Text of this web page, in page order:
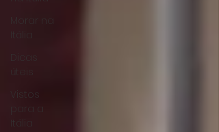
Morar na
Itália
úteis
Vistos
para a
Itália